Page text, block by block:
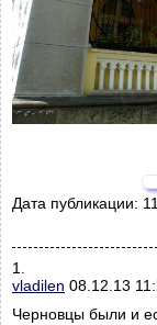
Дата публикации:
1.
vladilen 08.12.13
Черновцы были и